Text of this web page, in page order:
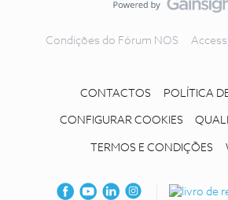
Condições do Fórum NOS
CONTACTOS POLÍTICA
CONFIGURAR COOKIES
TERMOS E CONDIÇÕES